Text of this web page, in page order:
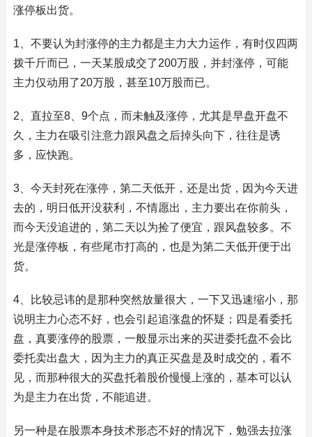
涨停板出货。
1、不要认为封涨停的主力都是主力大力运作，有时仅四两
拨千斤而已，一天某股成交了200万股，并封涨停，可能
主力仅动用了20万股，甚至10万股而已。
2、直拉至8、9个点，而未触及涨停，尤其是早盘开盘不
久，主力在吸引注意力跟风盘之后掉头向下，往往是诱
多，应快跑。
3、今天封死在涨停，第二天低开，还是出货，因为今天进
去的，明日低开没获利，不情愿出，主力要出在你前头，
而今天没追进的，第二天以为捡了便宜，跟风盘较多。不
光是涨停板，有些尾市打高的，也是为第二天低开便于出
货。
4、比较忌讳的是那种突然放量很大，一下又迅速缩小，那
说明主力心态不好，也会引起追涨盘的怀疑；四是看委托
盘，真要涨停的股票，一般显示出来的买进委托盘不会比
委托卖出盘大，因为主力的真正买盘是及时成交的，看不
见，而那种很大的买盘托着股价慢慢上涨的，基本可以认
为是主力在出货，不能追进。
另一种是在股票本身技术形态不好的情况下，勉强去拉涨